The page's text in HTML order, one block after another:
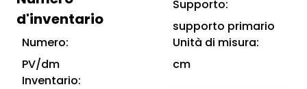
d'inventario
Numero:
PV/dm
Inventario:
Supporto:
supporto primario
Unità di misura:
cm